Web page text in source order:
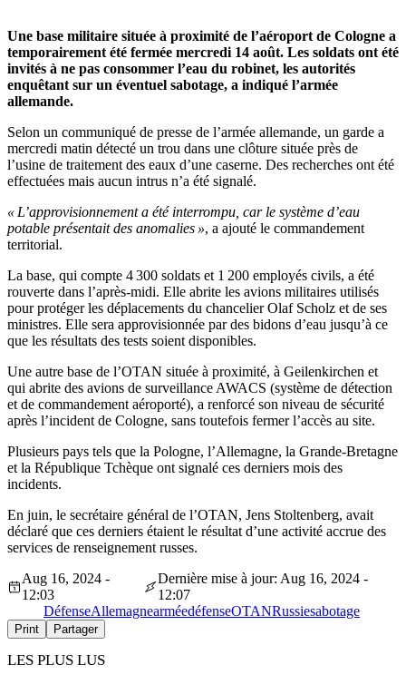
Une base militaire située à proximité de l’aéroport de Cologne a
temporairement été fermée mercredi 14 août. Les soldats ont été
invités à ne pas consommer l’eau du robinet, les autorités
enquêtant sur un éventuel sabotage, a indiqué l’armée
allemande.
Selon un communiqué de presse de l’armée allemande, un garde a
mercredi matin détecté un trou dans une clôture située près de
l’usine de traitement des eaux d’une caserne. Des recherches ont été
effectuées mais aucun intrus n’a été signalé.
« L’approvisionnement a été interrompu, car le système d’eau
potable présentait des anomalies », a ajouté le commandement
territorial.
La base, qui compte 4 300 soldats et 1 200 employés civils, a été
rouverte dans l’après-midi. Elle abrite les avions militaires utilisés
pour protéger les déplacements du chancelier Olaf Scholz et de ses
ministres. Elle sera approvisionnée par des bidons d’eau jusqu’à ce
que les résultats des tests soient disponibles.
Une autre base de l’OTAN située à proximité, à Geilenkirchen et
qui abrite des avions de surveillance AWACS (système de détection
et de commandement aéroporté), a renforcé son niveau de sécurité
après l’incident de Cologne, sans toutefois fermer l’accès au site.
Plusieurs pays tels que la Pologne, l’Allemagne, la Grande-Bretagne
et la République Tchèque ont signalé ces derniers mois des
incidents.
En juin, le secrétaire général de l’OTAN, Jens Stoltenberg, avait
déclaré que ces derniers étaient le résultat d’une activité accrue des
services de renseignement russes.
Aug 16, 2024 -
12:03
Dernière mise à jour: Aug 16, 2024 -
12:07
DéfenseAllemagnearméedéfenseOTANRussiesabotage
Print Partager
LES PLUS LUS